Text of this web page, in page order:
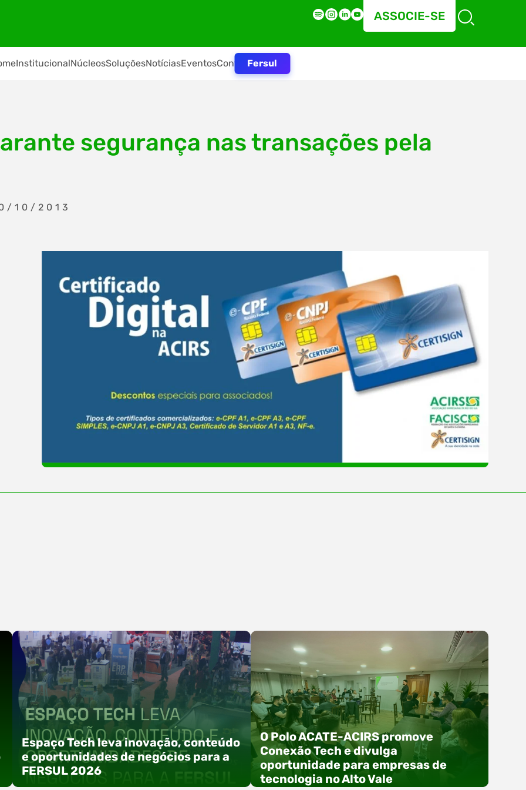
ASSOCIE-SE
InstitucionalNúcleosSoluçõesNotíciasEventosContatoFersul
segurança nas transações pela
10/2013
Espaço Tech leva inovação, conteúdo
e oportunidades de negócios para a
FERSUL 2026
O Polo ACATE-ACIRS promove
Conexão Tech e divulga
oportunidade para empresas de
tecnologia no Alto Vale